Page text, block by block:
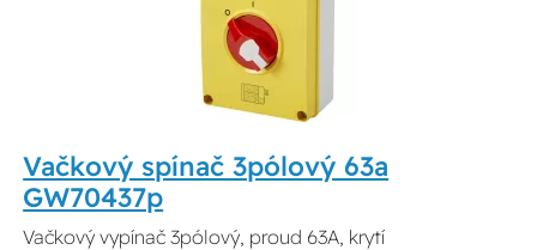
Vačkový spínač 3pólový 63a
GW70437p
Vačkový vypínač 3pólový, proud 63A, krytí